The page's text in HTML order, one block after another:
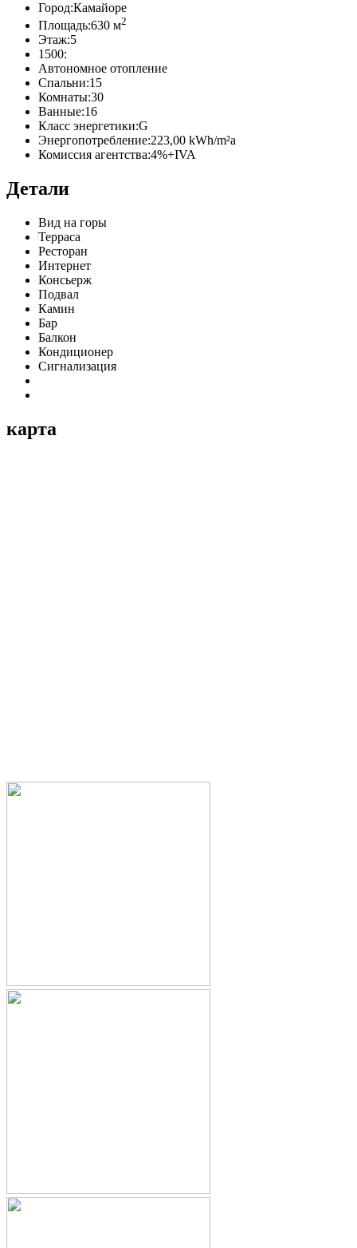
Город:Камайоре
Площадь:630 м2
Этаж:5
1500:
Автономное отопление
Спальни:15
Комнаты:30
Ванные:16
Класс энергетики:G
Энергопотребление:223,00 kWh/m²a
Комиссия агентства:4%+IVA
Детали
Вид на горы
Терраса
Ресторан
Интернет
Консьерж
Подвал
Камин
Бар
Балкон
Кондиционер
Сигнализация
карта